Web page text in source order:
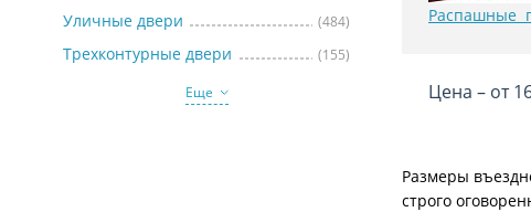
Уличные двери (484)
Трехконтурные двери
(155)
Еще
Распашные
Цена – от
Размеры
строго